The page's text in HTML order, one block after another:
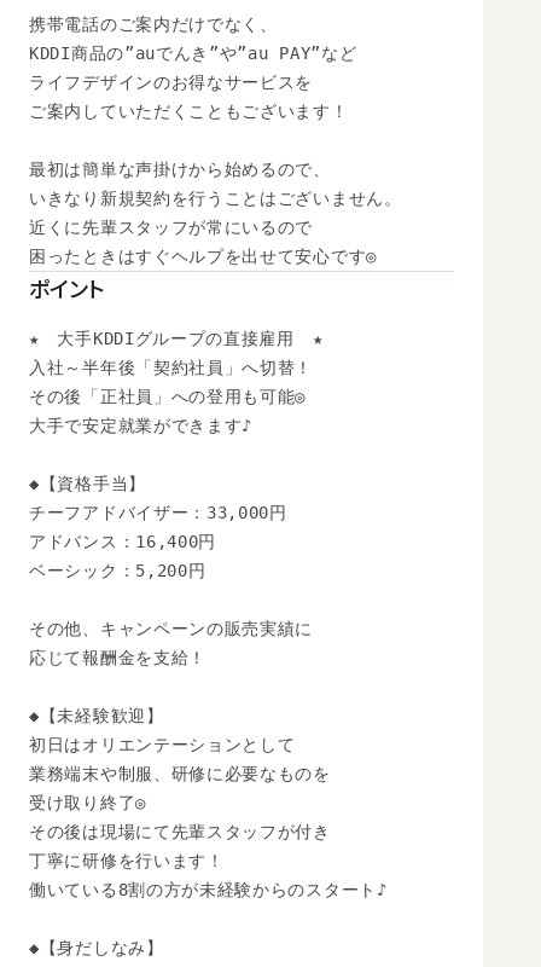
携帯電話のご案内だけでなく、
KDDI商品の”auでんき”や”au PAY”など
ライフデザインのお得なサービスを
ご案内していただくこともございます！
最初は簡単な声掛けから始めるので、
いきなり新規契約を行うことはございません。
近くに先輩スタッフが常にいるので
困ったときはすぐヘルプを出せて安心です◎
ポイント
★　大手KDDIグループの直接雇用　★
入社～半年後「契約社員」へ切替！
その後「正社員」への登用も可能◎
大手で安定就業ができます♪
◆【資格手当】
チーフアドバイザー：33,000円
アドバンス：16,400円
ベーシック：5,200円
その他、キャンペーンの販売実績に
応じて報酬金を支給！
◆【未経験歓迎】
初日はオリエンテーションとして
業務端末や制服、研修に必要なものを
受け取り終了◎
その後は現場にて先輩スタッフが付き
丁寧に研修を行います！
働いている8割の方が未経験からのスタート♪
◆【身だしなみ】